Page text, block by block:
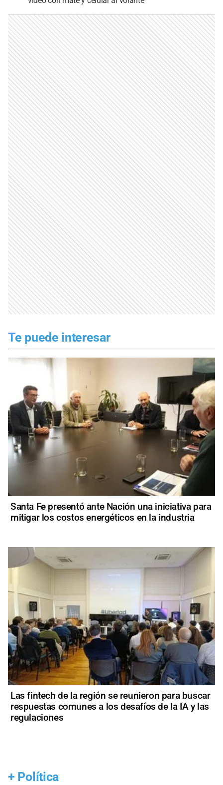
Te puede interesar
Santa Fe presentó ante Nación una iniciativa para
mitigar los costos energéticos en la industria
Las fintech de la región se reunieron para buscar
respuestas comunes a los desafíos de la IA y las
regulaciones
+ Política